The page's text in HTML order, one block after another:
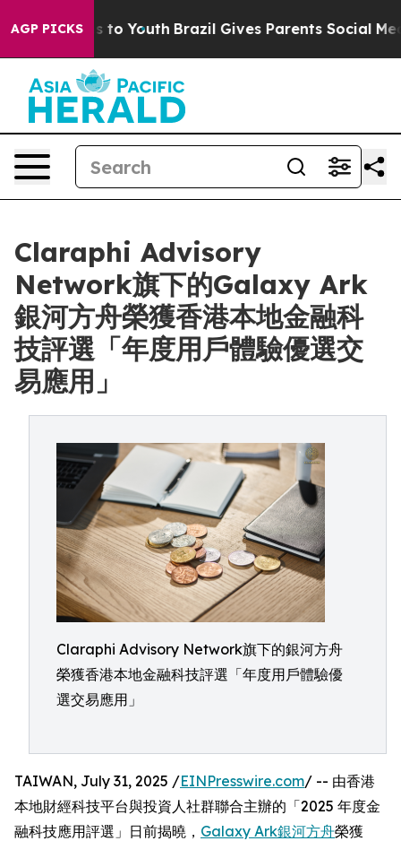
AGP PICKS
Harms to Youth Brazil Gives Parents Social
Claraphi Advisory
Network旗下的Galaxy Ark
銀河方舟榮獲香港本地金融科
技評選「年度用戶體驗優選交
易應用」
Claraphi Advisory Network旗下的銀河方舟
榮獲香港本地金融科技評選「年度用戶體驗優
選交易應用」
TAIWAN, July 31, 2025 /EINPresswire.com/ -- 由香港
本地財經科技平台與投資人社群聯合主辦的「2025 年度金
融科技應用評選」日前揭曉， Galaxy Ark銀河方舟榮獲